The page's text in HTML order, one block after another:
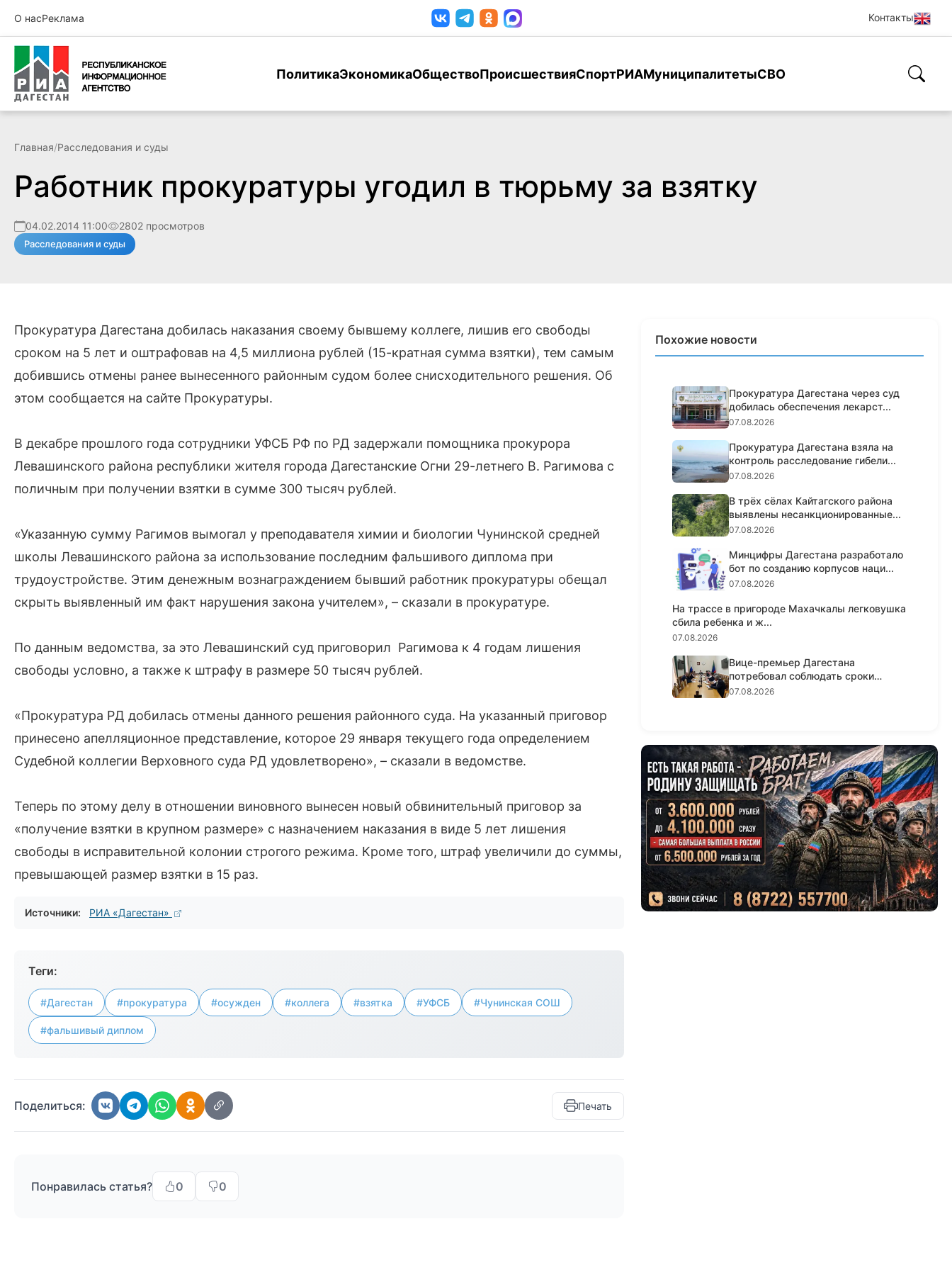
О насРеклама Контакты
ПолитикаЭкономикаОбществоПроисшествияСпортРИАМуниципалитетыСВО
Главная/Расследования и суды
Работник прокуратуры угодил в тюрьму за взятку
04.02.2014 11:00 2802 просмотров
Расследования и суды
Прокуратура Дагестана добилась наказания своему бывшему коллеге, лишив его свободы
сроком на 5 лет и оштрафовав на 4,5 миллиона рублей (15-кратная сумма взятки), тем самым
добившись отмены ранее вынесенного районным судом более снисходительного решения. Об
этом сообщается на сайте Прокуратуры.
В декабре прошлого года сотрудники УФСБ РФ по РД задержали помощника прокурора
Левашинского района республики жителя города Дагестанские Огни 29-летнего В. Рагимова с
поличным при получении взятки в сумме 300 тысяч рублей.
«Указанную сумму Рагимов вымогал у преподавателя химии и биологии Чунинской средней
школы Левашинского района за использование последним фальшивого диплома при
трудоустройстве. Этим денежным вознаграждением бывший работник прокуратуры обещал
скрыть выявленный им факт нарушения закона учителем», – сказали в прокуратуре.
По данным ведомства, за это Левашинский суд приговорил Рагимова к 4 годам лишения
свободы условно, а также к штрафу в размере 50 тысяч рублей.
«Прокуратура РД добилась отмены данного решения районного суда. На указанный приговор
принесено апелляционное представление, которое 29 января текущего года определением
Судебной коллегии Верховного суда РД удовлетворено», – сказали в ведомстве.
Теперь по этому делу в отношении виновного вынесен новый обвинительный приговор за
«получение взятки в крупном размере» с назначением наказания в виде 5 лет лишения
свободы в исправительной колонии строгого режима. Кроме того, штраф увеличили до суммы,
превышающей размер взятки в 15 раз.
Источники: РИА «Дагестан»
Теги:
#Дагестан #прокуратура #осужден #коллега #взятка #УФСБ #Чунинская СОШ
#фальшивый диплом
Поделиться: Печать
Понравилась статья? 0 0
Похожие новости
Прокуратура Дагестана через суд
добилась обеспечения лекарст...
07.08.2026
Прокуратура Дагестана взяла на
контроль расследование гибели...
07.08.2026
В трёх сёлах Кайтагского района
выявлены несанкционированные...
07.08.2026
Минцифры Дагестана разработало
бот по созданию корпусов наци...
07.08.2026
На трассе в пригороде Махачкалы легковушка
сбила ребенка и ж...
07.08.2026
Вице-премьер Дагестана
потребовал соблюдать сроки
реализации...
07.08.2026